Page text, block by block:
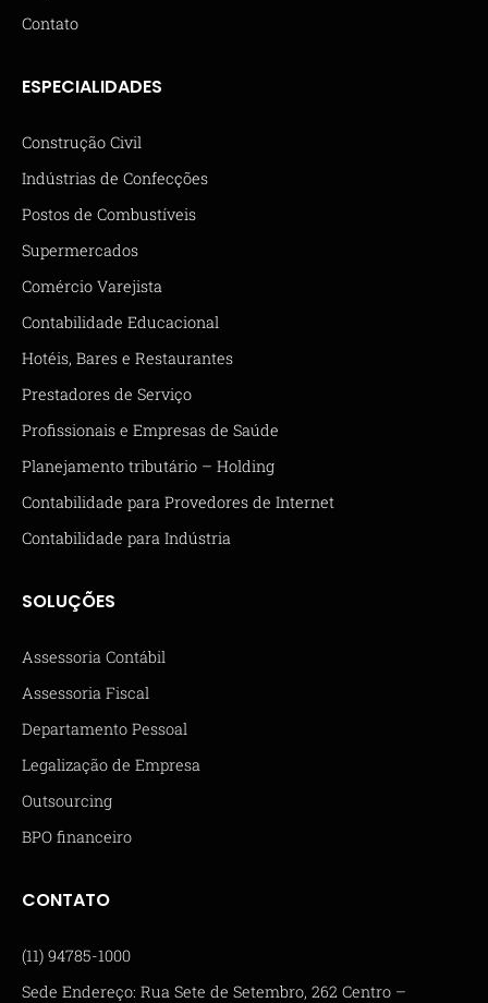
Contato
ESPECIALIDADES
Construção Civil
Indústrias de Confecções
Postos de Combustíveis
Supermercados
Comércio Varejista
Contabilidade Educacional
Hotéis, Bares e Restaurantes
Prestadores de Serviço
Profissionais e Empresas de Saúde
Planejamento tributário – Holding
Contabilidade para Provedores de Internet
Contabilidade para Indústria
SOLUÇÕES
Assessoria Contábil
Assessoria Fiscal
Departamento Pessoal
Legalização de Empresa
Outsourcing
BPO financeiro
CONTATO
(11) 94785-1000
Sede Endereço: Rua Sete de Setembro, 262 Centro –